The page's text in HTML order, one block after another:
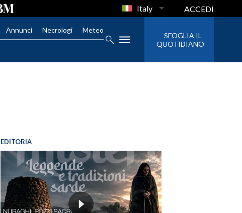
Italy ACCEDI
Annunci Necrologi Meteo
SFOGLIA IL
QUOTIDIANO
EDITORIA